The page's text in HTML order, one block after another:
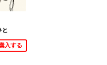
と
入する